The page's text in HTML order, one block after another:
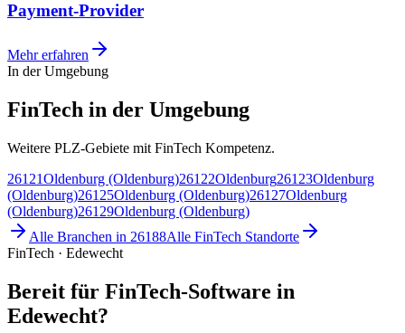
Payment-Provider
Mehr erfahren
In der Umgebung
FinTech in der Umgebung
Weitere PLZ-Gebiete mit FinTech Kompetenz.
26121Oldenburg (Oldenburg)26122Oldenburg26123Oldenburg
(Oldenburg)26125Oldenburg (Oldenburg)26127Oldenburg
(Oldenburg)26129Oldenburg (Oldenburg)
Alle Branchen in 26188Alle FinTech Standorte
FinTech · Edewecht
Bereit für FinTech-Software in
Edewecht?